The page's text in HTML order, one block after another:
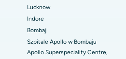
Bangalore
Main Road, Visakhapatnam
Nagar Road, Karimnagar
Lucknow
Indore
Bombaj
Szpitale Apollo w Bombaju
Apollo Superspeciality Centre,